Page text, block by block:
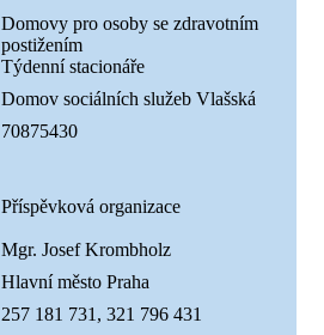
Domovy pro osoby se zdravotním
postižením
Týdenní stacionáře
Domov sociálních služeb Vlašská
70875430
Příspěvková organizace
Mgr. Josef Krombholz
Hlavní město Praha
257 181 731, 321 796 431